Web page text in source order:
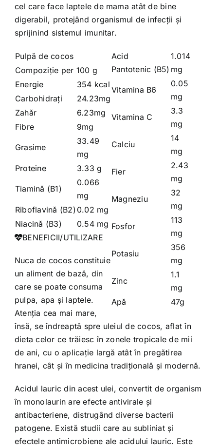
cel care face laptele de mama atât de bine
digerabil, protejând organismul de infecții și
sprijinind sistemul imunitar.
Pulpă de cocos
Compoziţie per 100 g
Energie
354 kcal
Carbohidraţi
24.23mg
Zahăr
6.23mg
Fibre
9mg
Grasime
33.49
mg
Proteine
3.33 g
Tiamină (B1)
0.066
mg
Riboflavină (B2) 0.02 mg
Niacină (B3)
0.54 mg
Acid
Pantotenic (B5)
1.014
mg
Vitamina B6
0.05
mg
Vitamina C
3.3
mg
Calciu
14
mg
Fier
2.43
mg
Magneziu
32
mg
Fosfor
113
mg
Potasiu
356
mg
Zinc
1.1
mg
Apă
47g
BENEFICII/UTILIZARE
Nuca de cocos constituie
un aliment de bază, din
care se poate consuma
pulpa, apa și laptele.
Atenția cea mai mare,
însă, se îndreaptă spre uleiul de cocos, aflat în
dieta celor ce trăiesc în zonele tropicale de mii
de ani, cu o aplicație largă atât în pregătirea
hranei, cât și în medicina tradițională și modernă.
Acidul lauric din acest ulei, convertit de organism
în monolaurin are efecte antivirale și
antibacteriene, distrugând diverse bacterii
patogene. Există studii care au subliniat și
efectele antimicrobiene ale acidului lauric. Este